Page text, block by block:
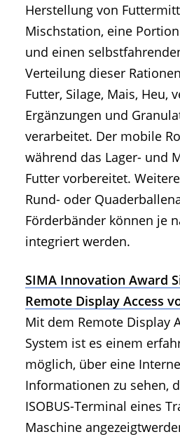
Herstellung von
Mischstation, eine
und einen
Verteilung dieser
Futter, Silage, Mais, Heu,
Ergänzungen und
verarbeitet. Der mobile
während das Lager- und
Futter vorbereitet.
Rund- oder
Förderbänder können je
integriert werden.
SIMA Innovation Award
Remote Display Access
Mit dem Remote Display
System ist es einem
möglich, über eine
Informationen zu sehen,
ISOBUS-Terminal eines
Maschine